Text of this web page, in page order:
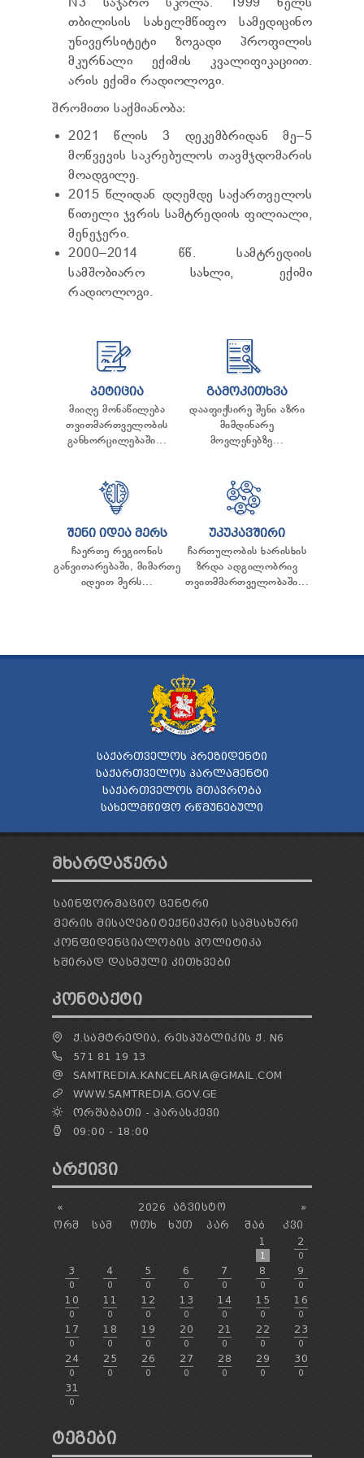
ᲢᲔᲜᲓᲔᲠᲔᲑᲘ
ᲞᲠᲔᲖᲘᲓᲔᲜᲢᲘᲡᲗᲕᲘᲡ ᲓᲐ
ᲞᲐᲠᲚᲐᲛᲔᲜᲢᲘᲡᲗᲕᲘᲡ ᲬᲐᲠᲡᲐᲓᲒᲔᲜᲘ ᲐᲜᲒᲐᲠᲘᲨᲘ
ᲡᲐᲯᲐᲠᲝ ᲘᲜᲤᲝᲠᲛᲐᲪᲘᲘᲡ ᲛᲝᲗᲮᲝᲕᲜᲐ
ᲞᲔᲠᲡᲝᲜᲐᲚᲣᲠ ᲛᲝᲜᲐᲪᲔᲛᲗᲐ ᲓᲐᲪᲕᲘᲡ
ᲡᲐᲛᲐᲠᲗᲚᲔᲑᲠᲘᲕᲘ ᲒᲐᲓᲐᲬᲧᲕᲔᲢᲘᲚᲔᲑᲔᲑᲘ
ᲒᲐᲡᲐᲩᲘᲕᲠᲔᲑᲘᲡ ᲬᲔᲡᲔᲑᲘ
N3 საჯარო სკოლა. 1999 წელს
თბილისის სახელმწიფო სამედიცინო
უნივერსიტეტი ზოგადი პროფილის
მკურნალი ექიმის კვალიფიკაციით.
არის ექიმი რადიოლოგი.
შრომითი საქმიანობა:
2021 წლის 3 დეკემბრიდან მე–5
მოწვევის საკრებულოს თავმჯდომარის
მოადგილე.
2015 წლიდან დღემდე საქართველოს
წითელი ჯვრის სამტრედიის ფილიალი,
მენეჯერი.
2000–2014 წწ. სამტრედიის
სამშობიარო სახლი, ექიმი
რადიოლოგი.
ᲞᲔᲢᲘᲪᲘᲐ
მიიღე მონაწილება
თვითმართველობის
განხორცილებაში...
ᲒᲐᲛᲝᲙᲘᲗᲮᲕᲐ
დააფიქსირე შენი აზრი
მიმდინარე
მოვლენებზე...
ᲨᲔᲜᲘ ᲘᲓᲔᲐ ᲛᲔᲠᲡ
ჩაერთე რეგიონის
განვითარებაში, მიმართე
იდეით მერს...
ᲣᲙᲣᲙᲐᲕᲨᲘᲠᲘ
ჩართულობის ხარისხის
ზრდა ადგილობრივ
თვითმმართველობაში...
ᲡᲐᲥᲐᲠᲗᲕᲔᲚᲝᲡ ᲞᲠᲔᲖᲘᲓᲔᲜᲢᲘ
ᲡᲐᲥᲐᲠᲗᲕᲔᲚᲝᲡ ᲞᲐᲠᲚᲐᲛᲔᲜᲢᲘ
ᲡᲐᲥᲐᲠᲗᲕᲔᲚᲝᲡ ᲛᲗᲐᲕᲠᲝᲑᲐ
ᲡᲐᲮᲔᲚᲛᲬᲘᲤᲝ ᲠᲬᲛᲣᲜᲔᲑᲣᲚᲘ
ᲛᲮᲐᲠᲓᲐᲭᲔᲠᲐ
ᲡᲐᲘᲜᲤᲝᲠᲛᲐᲪᲘᲝ ᲪᲔᲜᲢᲠᲘ
ᲛᲔᲠᲘᲡ ᲛᲘᲡᲐᲦᲔᲑᲘᲢᲔᲥᲜᲘᲙᲣᲠᲘ ᲡᲐᲛᲡᲐᲮᲣᲠᲘ
ᲙᲝᲜᲤᲘᲓᲔᲜᲪᲘᲐᲚᲝᲑᲘᲡ ᲞᲝᲚᲘᲢᲘᲙᲐ
ᲮᲨᲘᲠᲐᲓ ᲓᲐᲡᲛᲣᲚᲘ ᲙᲘᲗᲮᲕᲔᲑᲘ
ᲙᲝᲜᲢᲐᲥᲢᲘ
Ქ.ᲡᲐᲛᲢᲠᲔᲓᲘᲐ, ᲠᲔᲡᲞᲣᲑᲚᲘᲙᲘᲡ Ქ. N6
571 81 19 13
SAMTREDIA.KANCELARIA@GMAIL.COM
WWW.SAMTREDIA.GOV.GE
ᲝᲠᲨᲐᲑᲐᲗᲘ - ᲞᲐᲠᲐᲡᲙᲔᲕᲘ
09:00 - 18:00
ᲐᲠᲥᲘᲕᲘ
« »
2026
ᲐᲒᲕᲘᲡᲢᲝ
ᲝᲠᲨ
ᲡᲐᲛ ᲝᲗᲮ ᲮᲣᲗ ᲞᲐᲠ ᲨᲐᲑ
ᲙᲕᲘ
1
1
2
0
3
0
4
0
5
0
6
0
7
0
8
0
9
0
10
0
11
0
12
0
13
0
14
0
15
0
16
0
17
0
18
0
19
0
20
0
21
0
22
0
23
0
24
0
25
0
26
0
27
0
28
0
29
0
30
0
31
0
ᲢᲔᲒᲔᲑᲘ